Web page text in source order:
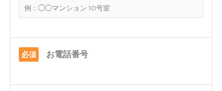
必須 お電話番号